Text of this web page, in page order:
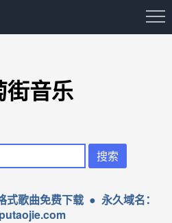
街音乐
式歌曲免费下载 ● 永久域名：